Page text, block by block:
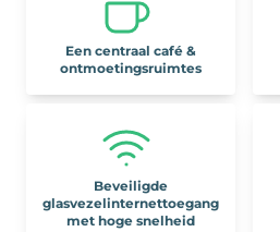
Een centraal café &
ontmoetingsruimtes
Beveiligde
glasvezelinternettoegang
met hoge snelheid